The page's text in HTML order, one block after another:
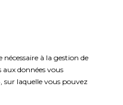
à la gestion de
données vous
laquelle vous pouvez